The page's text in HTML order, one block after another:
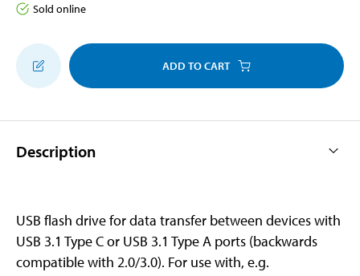
Sold online
ADD TO CART
Description
USB flash drive for data transfer between devices with
USB 3.1 Type C or USB 3.1 Type A ports (backwards
compatible with 2.0/3.0). For use with, e.g.